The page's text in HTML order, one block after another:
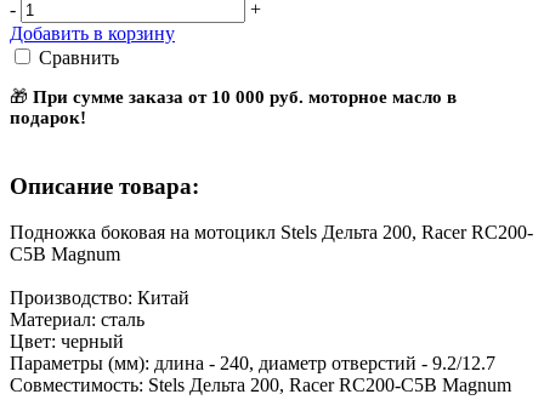
-
+
Добавить в корзину
Сравнить
🎁 При сумме заказа от 10 000 руб. моторное масло в
подарок!
Описание товара:
Подножка боковая на мотоцикл Stels Дельта 200, Racer RC200-
C5B Magnum
Производство: Китай
Материал: сталь
Цвет: черный
Параметры (мм): длина - 240, диаметр отверстий - 9.2/12.7
Совместимость: Stels Дельта 200, Racer RC200-C5B Magnum